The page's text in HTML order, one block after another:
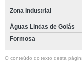
Zona Industrial
Águas Lindas de Goiás
Formosa
O conteúdo do texto desta